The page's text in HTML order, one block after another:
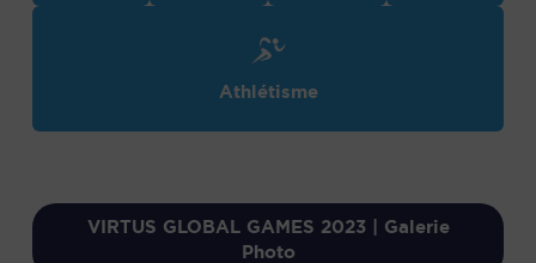
Athlétisme
VIRTUS GLOBAL GAMES 2023 | Galerie
Photo